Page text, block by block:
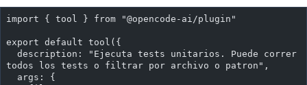
import { tool } from "@opencode-ai/plugin"
export default tool({
todos los tests o filtrar por archivo o patron",
  args: {